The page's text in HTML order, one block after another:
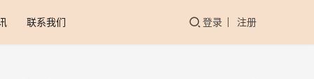
联系我们 登录 注册